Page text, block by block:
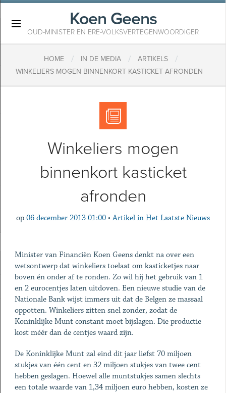
Koen Geens
OUD-MINISTER EN ERE-VOLKSVERTEGENWOORDIGER
HOME / IN DE MEDIA / ARTIKELS /
WINKELIERS MOGEN BINNENKORT KASTICKET AFRONDEN
Winkeliers mogen
binnenkort kasticket
afronden
op 06 december 2013 01:00 • Artikel in Het Laatste Nieuws
Minister van Financiën Koen Geens denkt na over een
wetsontwerp dat winkeliers toelaat om kasticketjes naar
boven én onder af te ronden. Zo wil hij het gebruik van 1
en 2 eurocentjes laten uitdoven. Een nieuwe studie van de
Nationale Bank wijst immers uit dat de Belgen ze massaal
oppotten. Winkeliers zitten snel zonder, zodat de
Koninklijke Munt constant moet bijslagen. Die productie
kost méér dan de centjes waard zijn.
De Koninklijke Munt zal eind dit jaar liefst 70 miljoen
stukjes van één cent en 32 miljoen stukjes van twee cent
hebben geslagen. Hoewel alle muntstukjes samen slechts
een totale waarde van 1,34 miljoen euro hebben, kosten ze